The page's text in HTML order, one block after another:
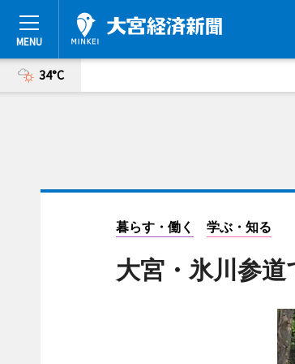
34°C
暮らす・働く 学ぶ・知る
大宮・氷川参